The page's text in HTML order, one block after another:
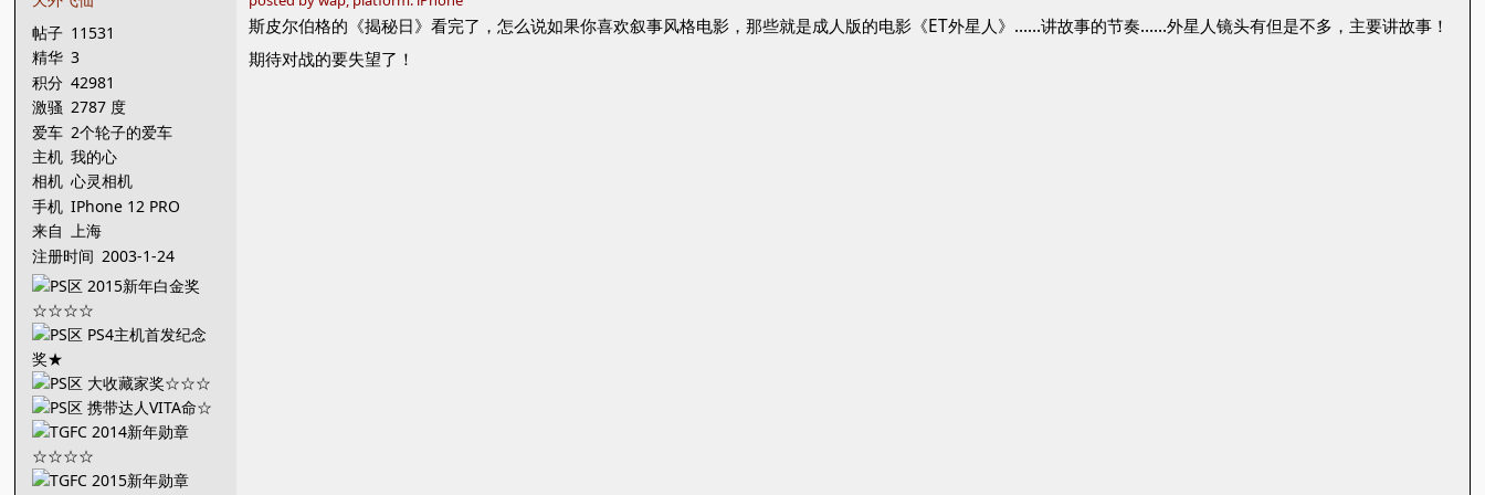
帖子 11531
精华 3
积分 42981
激骚 2787 度
爱车 2个轮子的爱车
主机 我的心
相机 心灵相机
手机 IPhone 12 PRO
来自 上海
注册时间 2003-1-24
斯皮尔伯格的《揭秘日》看完了，怎么说如果你喜欢叙事风格电影，那些就是成人版的电影《ET外星人》……讲故事的节奏……外星人镜头有但是不多，主要讲故事！
期待对战的要失望了！